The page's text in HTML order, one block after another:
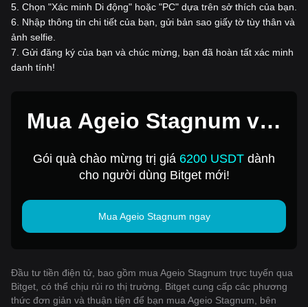
5 Chọn "Xác minh Di động" hoặc "PC" dựa trên sở thích của bạn.
6
Nhập thông tin chi tiết của bạn, gửi bản sao giấy tờ tùy thân và
ảnh selfie.
7 Gửi đăng ký của bạn và chúc mừng, bạn đã hoàn tất xác minh
danh tính!
Mua Ageio Stagnum với
1 USD
Gói quà chào mừng trị giá 6200 USDT dành
cho người dùng Bitget mới!
Mua Ageio Stagnum ngay
Đầu tư tiền điện tử, bao gồm mua Ageio Stagnum trực tuyến qua
Bitget, có thể chịu rủi ro thị trường. Bitget cung cấp các phương
thức đơn giản và thuận tiện để bạn mua Ageio Stagnum, bên